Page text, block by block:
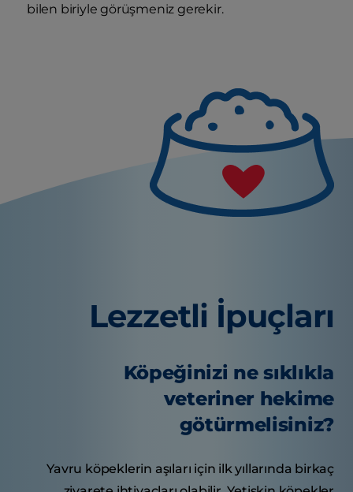
bilen biriyle görüşmeniz gerekir.
Lezzetli İpuçları
Köpeğinizi ne sıklıkla
veteriner hekime
götürmelisiniz?
Yavru köpeklerin aşıları için ilk yıllarında birkaç